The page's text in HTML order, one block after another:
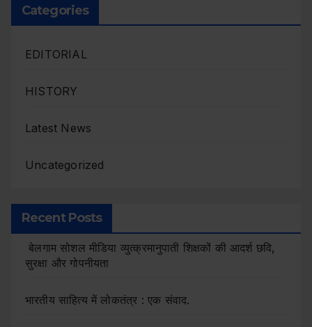
Categories
EDITORIAL
HISTORY
Latest News
Uncategorized
Recent Posts
बेलगाम सोशल मीडिया व्युत्क्रमानुपाती शिक्षकों की आदर्श छवि,
सुरक्षा और गोपनीयता
भारतीय साहित्य में लोकतंत्र : एक संवाद.